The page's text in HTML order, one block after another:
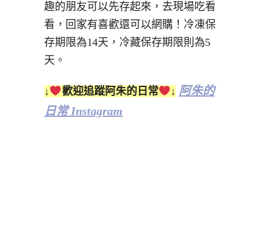
趣的朋友可以先存起來，去現場吃看
看，回家有喜歡還可以網購！冷凍保
存期限為14天，冷藏保存期限則為5
天。
↓ 歡迎追蹤阿朱的日常 ↓ 阿朱的
日常 Instagram